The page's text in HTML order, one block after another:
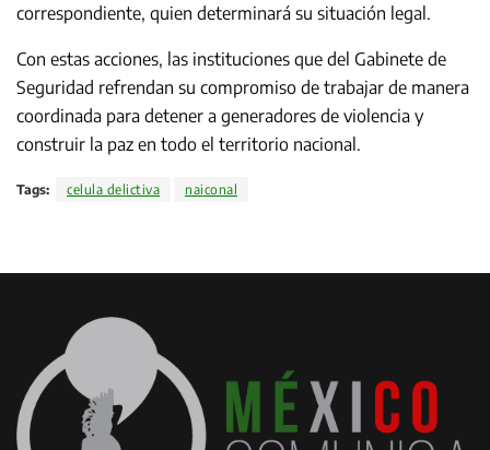
correspondiente, quien determinará su situación legal.
Con estas acciones, las instituciones que del Gabinete de
Seguridad refrendan su compromiso de trabajar de manera
coordinada para detener a generadores de violencia y
construir la paz en todo el territorio nacional.
Tags: celula delictiva naiconal